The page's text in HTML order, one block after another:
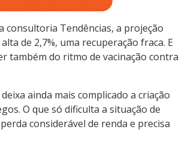
consultoria Tendências, a projeção
de 2,7%, uma recuperação fraca. E
também do ritmo de vacinação contra
ainda mais complicado a criação
O que só dificulta a situação de
considerável de renda e precisa